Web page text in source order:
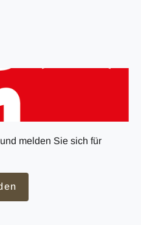
melden Sie sich für